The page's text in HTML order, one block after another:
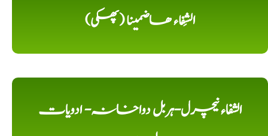
الشِفاء ھاضمینا (پھکی)
الشفاء نیچرل-ہربل دواخانہ- ادویات